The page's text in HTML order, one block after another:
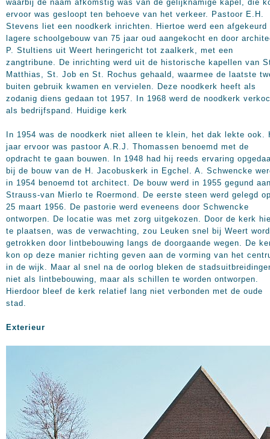
waarbij de naam afkomstig was van de gelijknamige kapel, die
ervoor was gesloopt ten behoeve van het verkeer. Pastoor E.H.
Stevens liet een noodkerk inrichten. Hiertoe werd een afgekeurd
lagere schoolgebouw van 75 jaar oud aangekocht en door
P. Stultiens uit Weert heringericht tot zaalkerk, met een
zangtribune. De inrichting werd uit de historische kapellen van
Matthias, St. Job en St. Rochus gehaald, waarmee de laatste
buiten gebruik kwamen en vervielen. Deze noodkerk heeft als
zodanig diens gedaan tot 1957. In 1968 werd de noodkerk
als bedrijfspand. Huidige kerk
In 1954 was de noodkerk niet alleen te klein, het dak lekte ook.
jaar ervoor was pastoor A.R.J. Thomassen benoemd met de
opdracht te gaan bouwen. In 1948 had hij reeds ervaring
bij de bouw van de H. Jacobuskerk in Egchel. A. Schwencke
in 1954 benoemd tot architect. De bouw werd in 1955 gegund
Strauss-van Mierlo te Roermond. De eerste steen werd gelegd
25 maart 1956. De pastorie werd eveneens door Schwencke
ontworpen. De locatie was met zorg uitgekozen. Door de kerk
te plaatsen, was de verwachting, zou Leuken snel bij Weert
getrokken door lintbebouwing langs de doorgaande wegen. De
kon op deze manier richting geven aan de vorming van het
in de wijk. Maar al snel na de oorlog bleken de
niet als lintbebouwing, maar als schillen te worden ontworpen.
Hierdoor bleef de kerk relatief lang niet verbonden met de oude
stad.
Exterieur